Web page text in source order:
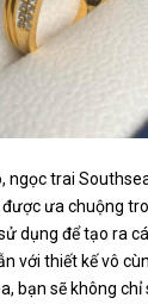
ngọc trai
ưa chuộng
dụng để tạo ra
với thiết kế vô
bạn sẽ không